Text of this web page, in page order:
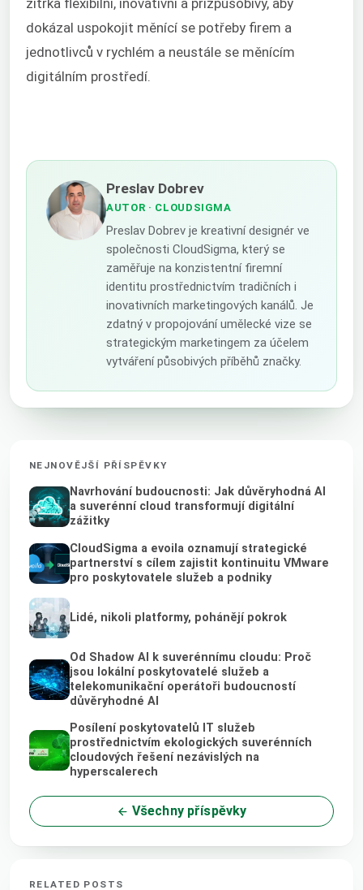
dokázal uspokojit měnící se potřeby firem a
jednotlivců v rychlém a neustále se měnícím
digitálním prostředí.
Preslav Dobrev
AUTOR · CLOUDSIGMA
Preslav Dobrev je kreativní designér ve
společnosti CloudSigma, který se
zaměřuje na konzistentní firemní
identitu prostřednictvím tradičních i
inovativních marketingových kanálů. Je
zdatný v propojování umělecké vize se
strategickým marketingem za účelem
vytváření působivých příběhů značky.
NEJNOVĚJŠÍ PŘÍSPĚVKY
Navrhování budoucnosti: Jak důvěryhodná AI
a suverénní cloud transformují digitální
zážitky
CloudSigma a evoila oznamují strategické
partnerství s cílem zajistit kontinuitu VMware
pro poskytovatele služeb a podniky
Lidé, nikoli platformy, pohánějí pokrok
Od Shadow AI k suverénnímu cloudu: Proč
jsou lokální poskytovatelé služeb a
telekomunikační operátoři budoucností
důvěryhodné AI
Posílení poskytovatelů IT služeb
prostřednictvím ekologických suverénních
cloudových řešení nezávislých na
hyperscalerech
Všechny příspěvky
RELATED POSTS